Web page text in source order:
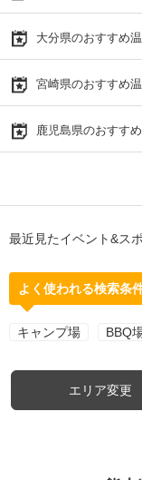
大分県のおすすめ
宮崎県のおすすめ
鹿児島県のおすす
最近見たイベント&ス
よく使われる検索条
キャンプ場 BBQ
エリア変更